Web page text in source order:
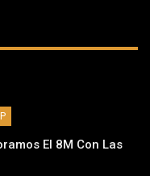
El 8M Con Las